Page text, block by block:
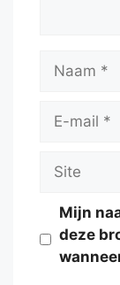
Naam
Site
Mijn
deze